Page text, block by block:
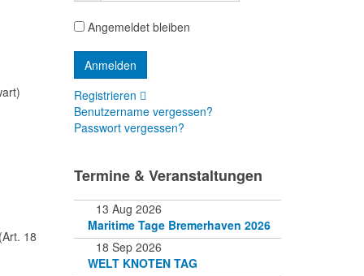
18
Angemeldet bleiben
Registrieren
Benutzername vergessen?
Passwort vergessen?
Termine & Veranstaltungen
13 Aug 2026
Maritime Tage Bremerhaven 2026
18 Sep 2026
WELT KNOTEN TAG